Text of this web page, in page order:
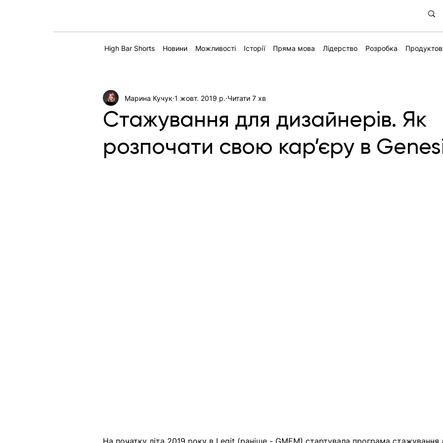
High Bar Shorts Новини Можливості Історії Пряма мова Лідерство Розробка
Стажування для дизайнерів. Як
розпочати свою кар’єру в
Марина Кучук 1 жовт. 2019 р. Читати 7 хв